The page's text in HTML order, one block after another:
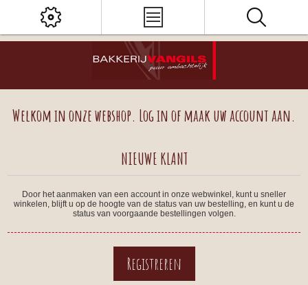
Welkom in onze webshop. Log in of maak uw account aan.
NIEUWE KLANT
Door het aanmaken van een account in onze webwinkel, kunt u sneller
winkelen, blijft u op de hoogte van de status van uw bestelling, en kunt u de
status van voorgaande bestellingen volgen.